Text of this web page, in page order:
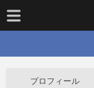
プロフィール